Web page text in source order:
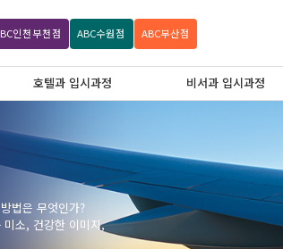
인천부천점 ABC수원점 ABC부산점
호텔과 입시과정 비서과 입시과정
법은 무엇인가?
미소, 건강한 이미지,